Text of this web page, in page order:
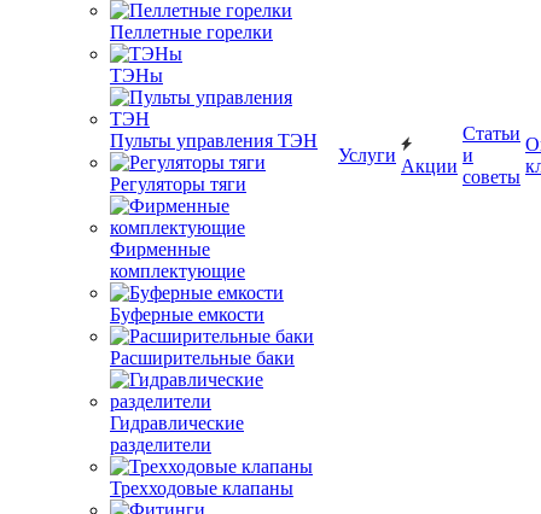
Пеллетные горелки
ТЭНы
Пульты управления ТЭН
Регуляторы тяги
Фирменные
комплектующие
Буферные емкости
Расширительные баки
Гидравлические
разделители
Трехходовые клапаны
Услуги
Акции
Статьи
и
советы